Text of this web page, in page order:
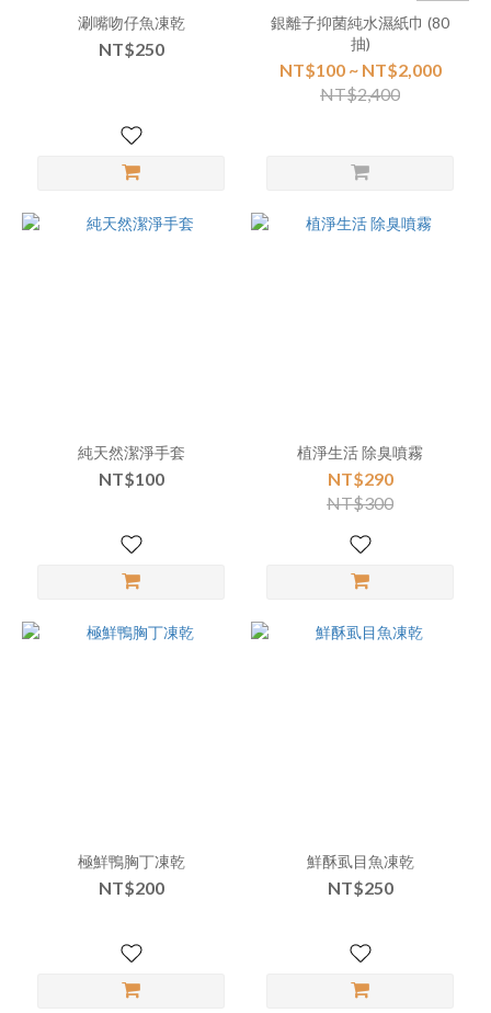
涮嘴吻仔魚凍乾
NT$250
銀離子抑菌純水濕紙巾 (80
抽)
NT$100 ~ NT$2,000
NT$2,400
純天然潔淨手套
NT$100
植淨生活 除臭噴霧
NT$290
NT$300
極鮮鴨胸丁凍乾
NT$200
鮮酥虱目魚凍乾
NT$250